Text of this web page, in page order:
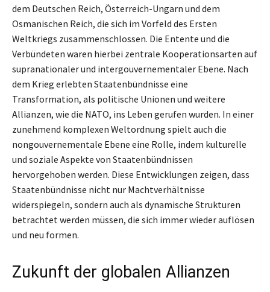
dem Deutschen Reich, Österreich-Ungarn und dem
Osmanischen Reich, die sich im Vorfeld des Ersten
Weltkriegs zusammenschlossen. Die Entente und die
Verbündeten waren hierbei zentrale Kooperationsarten auf
supranationaler und intergouvernementaler Ebene. Nach
dem Krieg erlebten Staatenbündnisse eine
Transformation, als politische Unionen und weitere
Allianzen, wie die NATO, ins Leben gerufen wurden. In einer
zunehmend komplexen Weltordnung spielt auch die
nongouvernementale Ebene eine Rolle, indem kulturelle
und soziale Aspekte von Staatenbündnissen
hervorgehoben werden. Diese Entwicklungen zeigen, dass
Staatenbündnisse nicht nur Machtverhältnisse
widerspiegeln, sondern auch als dynamische Strukturen
betrachtet werden müssen, die sich immer wieder auflösen
und neu formen.
Zukunft der globalen Allianzen